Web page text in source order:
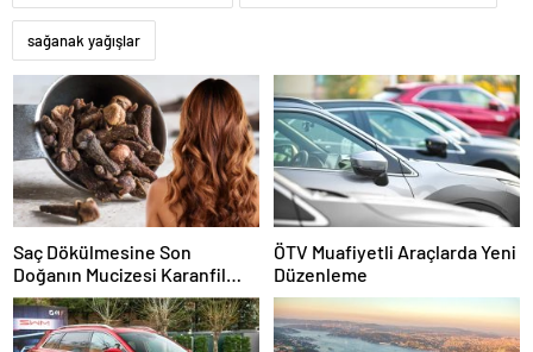
sağanak yağışlar
Saç Dökülmesine Son
Doğanın Mucizesi Karanfil
Kürü
ÖTV Muafiyetli Araçlarda Yeni
Düzenleme